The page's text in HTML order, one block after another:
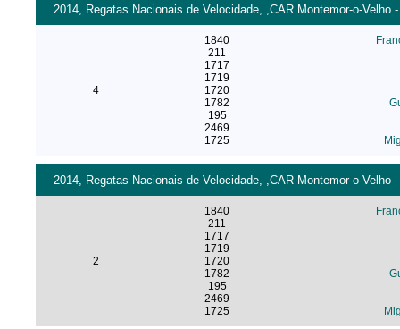
2014, Regatas Nacionais de Velocidade, ,CAR Montemor-o-
4
1840
211
1717
1719
1720
1782
195
2469
1725
2014, Regatas Nacionais de Velocidade, ,CAR Montemor-o-
2
1840
211
1717
1719
1720
1782
195
2469
1725